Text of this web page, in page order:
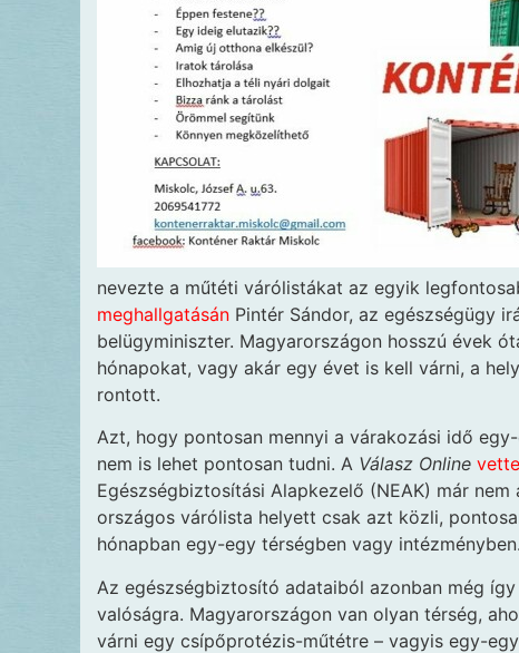
nevezte a műtéti várólistákat az egyik
meghallgatásán Pintér Sándor, az egészségügy
belügyminiszter. Magyarországon hosszú évek
hónapokat, vagy akár egy évet is kell várni, a
rontott.
Azt, hogy pontosan mennyi a várakozási idő
nem is lehet pontosan tudni. A Válasz Online
Egészségbiztosítási Alapkezelő (NEAK) már
országos várólista helyett csak azt közli,
hónapban egy-egy térségben vagy intézményben.
Az egészségbiztosító adataiból azonban még
valóságra. Magyarországon van olyan térség,
várni egy csípőprotézis-műtétre – vagyis egy-